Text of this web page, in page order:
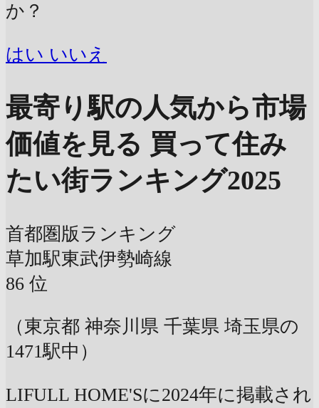
か？
はい いいえ
最寄り駅の人気から市場
価値を見る 買って住み
たい街ランキング2025
首都圏版ランキング
草加駅東武伊勢崎線
86 位
（東京都 神奈川県 千葉県 埼玉県の
1471駅中）
LIFULL HOME'Sに2024年に掲載され